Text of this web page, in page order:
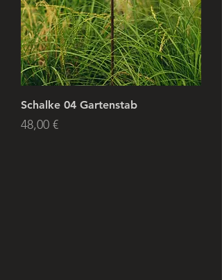
Schalke 04 Gartenstab
Preis
48,00 €